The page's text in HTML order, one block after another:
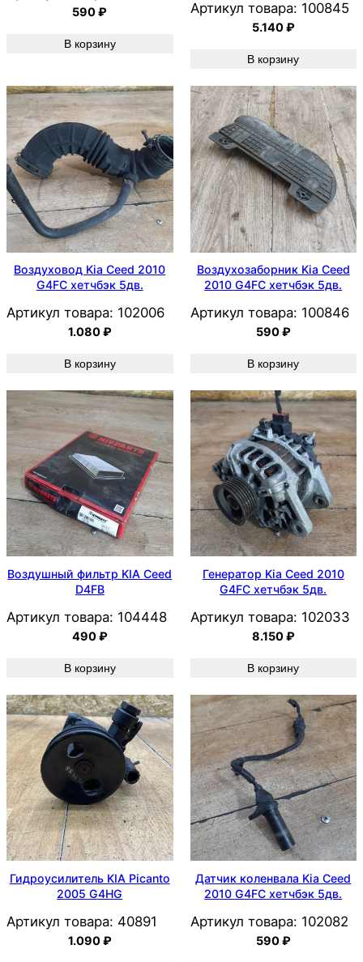
590₽
В корзину
Артикул товара: 100845
5.140₽
В корзину
Воздуховод Kia Ceed 2010
G4FC хетчбэк 5дв.
Артикул товара: 102006
1.080₽
В корзину
Воздухозаборник Kia Ceed
2010 G4FC хетчбэк 5дв.
Артикул товара: 100846
590₽
В корзину
Воздушный фильтр KIA Ceed
D4FB
Артикул товара: 104448
490₽
В корзину
Генератор Kia Ceed 2010
G4FC хетчбэк 5дв.
Артикул товара: 102033
8.150₽
В корзину
Гидроусилитель KIA Picanto
2005 G4HG
Артикул товара: 40891
1.090₽
Датчик коленвала Kia Ceed
2010 G4FC хетчбэк 5дв.
Артикул товара: 102082
590₽